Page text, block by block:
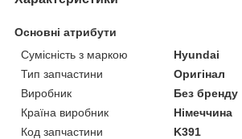
Основні атрибути
Сумісність з маркою
Hyundai
Тип запчастини
Оригінал
Виробник
Без бренду
Країна виробник
Німеччина
Код запчастини
K391